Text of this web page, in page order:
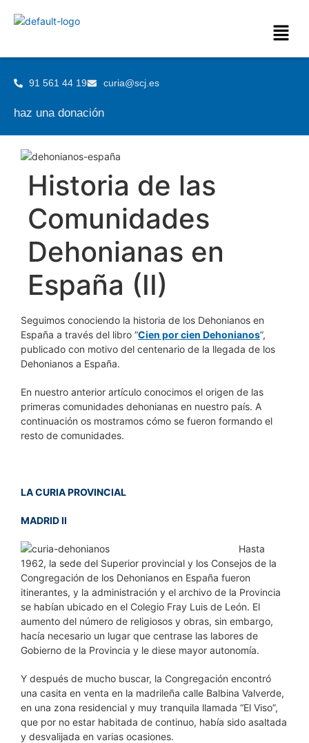
91 561 44 19 curia@scj.es
haz una donación
Historia de las
Comunidades
Dehonianas en
España (II)
Seguimos conociendo la historia de los Dehonianos en
España a través del libro “Cien por cien Dehonianos”,
publicado con motivo del centenario de la llegada de los
Dehonianos a España.
En nuestro anterior artículo conocimos el origen de las
primeras comunidades dehonianas en nuestro país. A
continuación os mostramos cómo se fueron formando el
resto de comunidades.
LA CURIA PROVINCIAL
MADRID II
Hasta
1962, la sede del Superior provincial y los Consejos de la
Congregación de los Dehonianos en España fueron
itinerantes, y la administración y el archivo de la Provincia
se habían ubicado en el Colegio Fray Luis de León. El
aumento del número de religiosos y obras, sin embargo,
hacía necesario un lugar que centrase las labores de
Gobierno de la Provincia y le diese mayor autonomía.
Y después de mucho buscar, la Congregación encontró
una casita en venta en la madrileña calle Balbina Valverde,
en una zona residencial y muy tranquila llamada “El Viso”,
que por no estar habitada de continuo, había sido asaltada
y desvalijada en varias ocasiones.